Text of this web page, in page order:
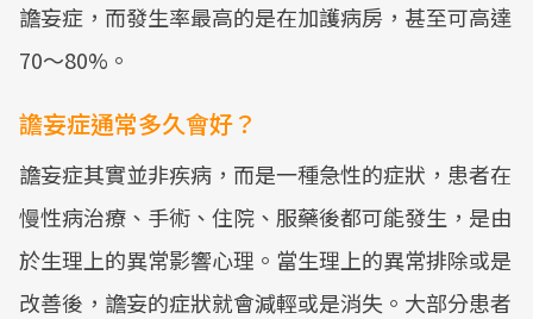
譫妄症，而發生率最高的是在加護病房，甚至可高達
70～80%。
譫妄症通常多久會好？
譫妄症其實並非疾病，而是一種急性的症狀，患者在
慢性病治療、手術、住院、服藥後都可能發生，是由
於生理上的異常影響心理。當生理上的異常排除或是
改善後，譫妄的症狀就會減輕或是消失。大部分患者